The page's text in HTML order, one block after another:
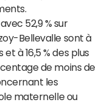
52,9 % sur
Bellevalle sont à
à 16,5 % des plus
de moins de
les
maternelle ou